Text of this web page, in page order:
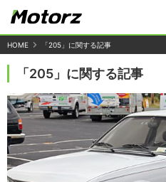
HOME 「205」に関する記事
「205」に関する記事